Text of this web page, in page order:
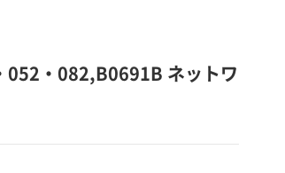
・082,B0691B ネットワ